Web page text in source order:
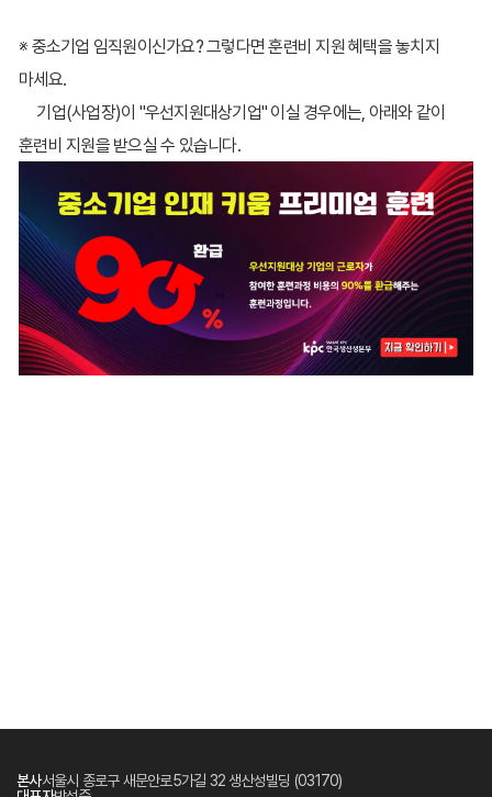
※ 중소기업 임직원이신가요? 그렇다면 훈련비 지원 혜택을 놓치지
마세요.
기업(사업장)이 "우선지원대상기업" 이실 경우에는, 아래와 같이
훈련비 지원을 받으실 수 있습니다.
본사서울시 종로구 새문안로5가길 32 생산성빌딩 (03170)